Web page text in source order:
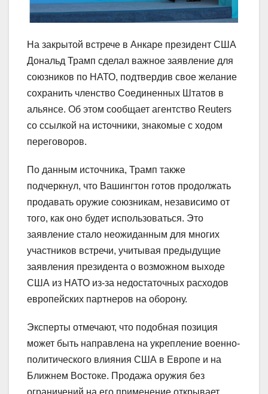
На закрытой встрече в Анкаре президент США
Дональд Трамп сделал важное заявление для
союзников по НАТО, подтвердив свое желание
сохранить членство Соединенных Штатов в
альянсе. Об этом сообщает агентство Reuters
со ссылкой на источники, знакомые с ходом
переговоров.
По данным источника, Трамп также
подчеркнул, что Вашингтон готов продолжать
продавать оружие союзникам, независимо от
того, как оно будет использоваться. Это
заявление стало неожиданным для многих
участников встречи, учитывая предыдущие
заявления президента о возможном выходе
США из НАТО из-за недостаточных расходов
европейских партнеров на оборону.
Эксперты отмечают, что подобная позиция
может быть направлена на укрепление военно-
политического влияния США в Европе и на
Ближнем Востоке. Продажа оружия без